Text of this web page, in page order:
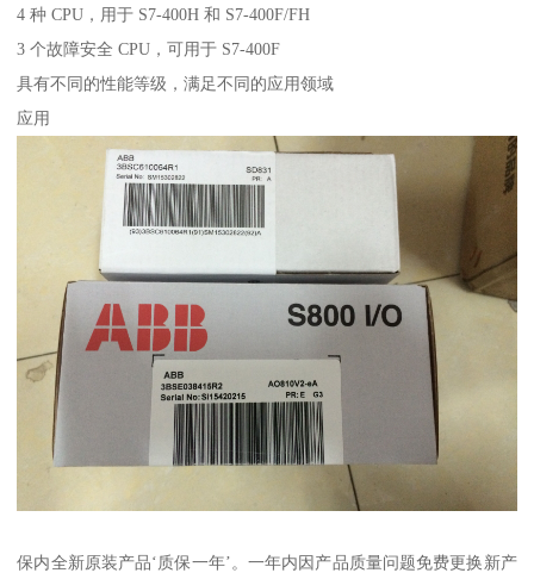
4 种 CPU，用于 S7-400H 和 S7-400F/FH
3 个故障安全 CPU，可用于 S7-400F
具有不同的性能等级，满足不同的应用领域
应用
保内全新原装产品‘质保一年’。一年内因产品质量问题免费更换新产